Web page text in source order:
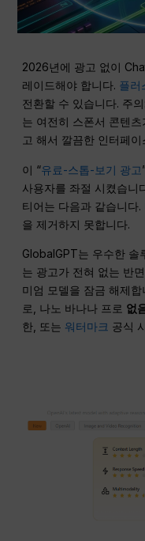
2026년에 광고 없이
레이드해야 합니다. 플러
전환할 수 있습니다. 주
는 여전히 스폰서 콘텐
고 해서 깔끔한 인터페
이 “유료-스톱-보기 광고
사용자를 좌절 시켰습니
티어는 다음과 같습니다.
을 제거하지 못합니다.
GlobalGPT는 우수한 솔
는 광고가 전혀 없는 반면
미엄 모델을 잠금 해제합
로, 나노 바나나 프로 없
한, 또는 워터마크 공식